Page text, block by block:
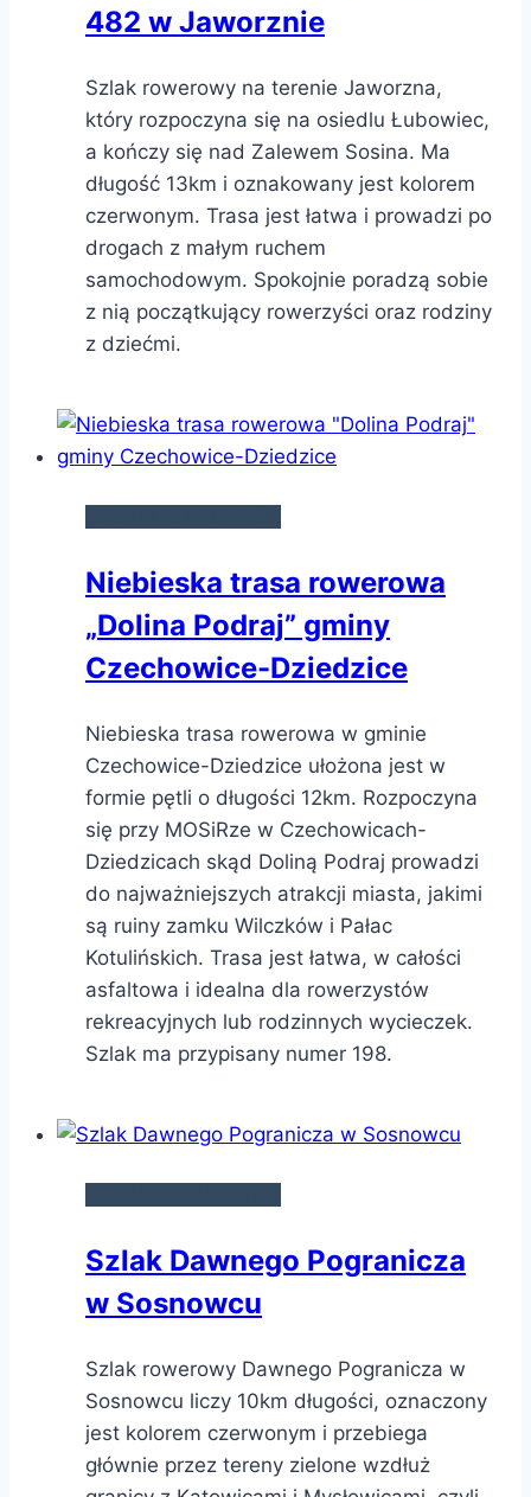
482 w Jaworznie
Szlak rowerowy na terenie Jaworzna,
który rozpoczyna się na osiedlu Łubowiec,
a kończy się nad Zalewem Sosina. Ma
długość 13km i oznakowany jest kolorem
czerwonym. Trasa jest łatwa i prowadzi po
drogach z małym ruchem
samochodowym. Spokojnie poradzą sobie
z nią początkujący rowerzyści oraz rodziny
z dziećmi.
Niebieska trasa rowerowa
„Dolina Podraj” gminy
Czechowice-Dziedzice
Niebieska trasa rowerowa w gminie
Czechowice-Dziedzice ułożona jest w
formie pętli o długości 12km. Rozpoczyna
się przy MOSiRze w Czechowicach-
Dziedzicach skąd Doliną Podraj prowadzi
do najważniejszych atrakcji miasta, jakimi
są ruiny zamku Wilczków i Pałac
Kotulińskich. Trasa jest łatwa, w całości
asfaltowa i idealna dla rowerzystów
rekreacyjnych lub rodzinnych wycieczek.
Szlak ma przypisany numer 198.
Szlak Dawnego Pogranicza
w Sosnowcu
Szlak rowerowy Dawnego Pogranicza w
Sosnowcu liczy 10km długości, oznaczony
jest kolorem czerwonym i przebiega
głównie przez tereny zielone wzdłuż